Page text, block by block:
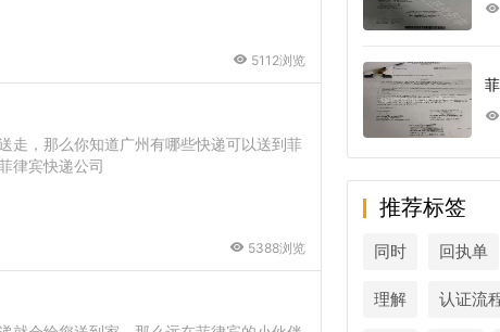
5112浏览
走，那么你知道广州有哪些快递可以送到菲
律宾快递公司
5388浏览
推荐标签
同时 回执单
理解 认证流